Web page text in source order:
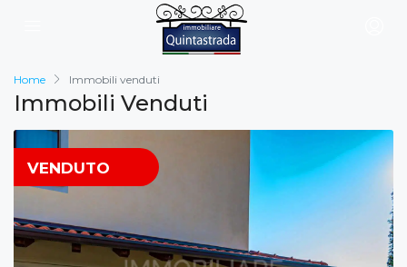
Home Immobili venduti
Immobili Venduti
VENDUTO